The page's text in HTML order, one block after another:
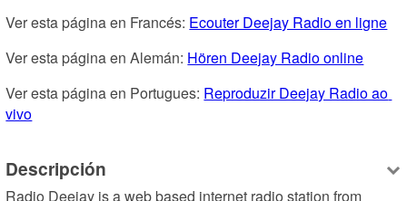
Ver esta página en Francés: Ecouter Deejay Radio en ligne
Ver esta página en Alemán: Hören Deejay Radio online
Ver esta página en Portugues: Reproduzir Deejay Radio ao
vivo
Descripción
Radio Deejay is a web based internet radio station from